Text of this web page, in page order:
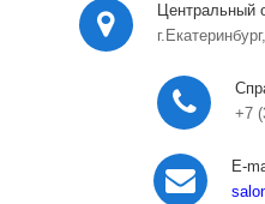
Центральный
+7
E-